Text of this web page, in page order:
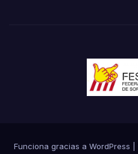
Funciona gracias a WordPress